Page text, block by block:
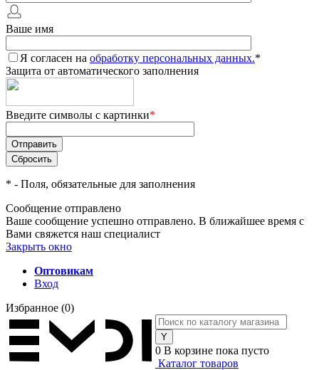
Ваше имя
Я согласен на обработку персональных данных.*
Защита от автоматического заполнения
Введите символы с картинки*
* - Поля, обязательные для заполнения
Сообщение отправлено
Ваше сообщение успешно отправлено. В ближайшее время с
Вами свяжется наш специалист
Закрыть окно
Оптовикам
Вход
Избранное (0)
0 В корзине пока пусто
Каталог товаров